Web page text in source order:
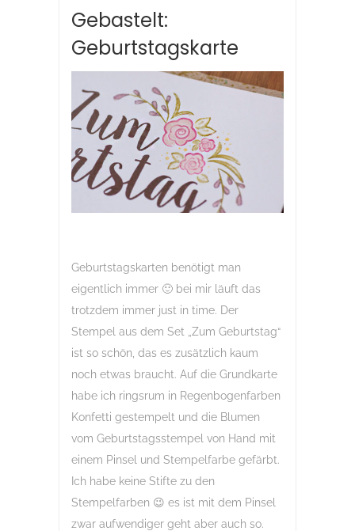
Gebastelt:
Geburtstagskarte
Geburtstagskarten benötigt man
eigentlich immer 🙂 bei mir läuft das
trotzdem immer just in time. Der
Stempel aus dem Set „Zum Geburtstag“
ist so schön, das es zusätzlich kaum
noch etwas braucht. Auf die Grundkarte
habe ich ringsrum in Regenbogenfarben
Konfetti gestempelt und die Blumen
vom Geburtstagsstempel von Hand mit
einem Pinsel und Stempelfarbe gefärbt.
Ich habe keine Stifte zu den
Stempelfarben 😉 es ist mit dem Pinsel
zwar aufwendiger geht aber auch so.